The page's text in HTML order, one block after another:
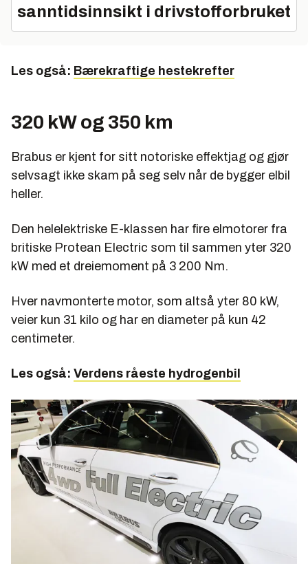
sanntidsinnsikt i drivstofforbruket
Les også: Bærekraftige hestekrefter
320 kW og 350 km
Brabus er kjent for sitt notoriske effektjag og gjør
selvsagt ikke skam på seg selv når de bygger elbil
heller.
Den helelektriske E-klassen har fire elmotorer fra
britiske Protean Electric som til sammen yter 320
kW med et dreiemoment på 3 200 Nm.
Hver navmonterte motor, som altså yter 80 kW,
veier kun 31 kilo og har en diameter på kun 42
centimeter.
Les også: Verdens råeste hydrogenbil